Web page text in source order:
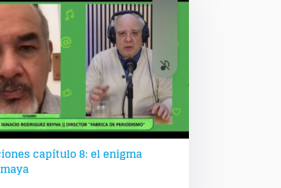
capítulo 8: el enigma